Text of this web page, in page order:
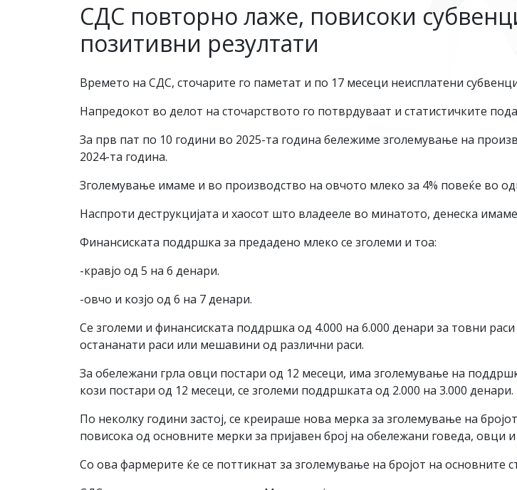
СДС повторно лаже, повисоки
позитивни резултати
Времето на СДС, сточарите го паметат и по 17 месеци неисплатени
Напредокот во делот на сточарството го потврдуваат и статистичките
За прв пат по 10 години во 2025-та година бележиме зголемување на
2024-та година.
Зголемување имаме и во производство на овчото млеко за 4% повеќе во
Наспроти деструкцијата и хаосот што владееле во минатото, денеска
Финансиската поддршка за предадено млеко се зголеми и тоа:
-кравјо од 5 на 6 денари.
-овчо и козјо од 6 на 7 денари.
Се зголеми и финансиската поддршка од 4.000 на 6.000 денари за товни
остананати раси или мешавини од различни раси.
За обележани грла овци постари од 12 месеци, има зголемување на
кози постари од 12 месеци, се зголеми поддршката од 2.000 на 3.000 денари.
По неколку години застој, се креираше нова мерка за зголемување на
повисока од основните мерки за пријавен број на обележани говеда, овци и
Со ова фармерите ќе се поттикнат за зголемување на бројот на основните